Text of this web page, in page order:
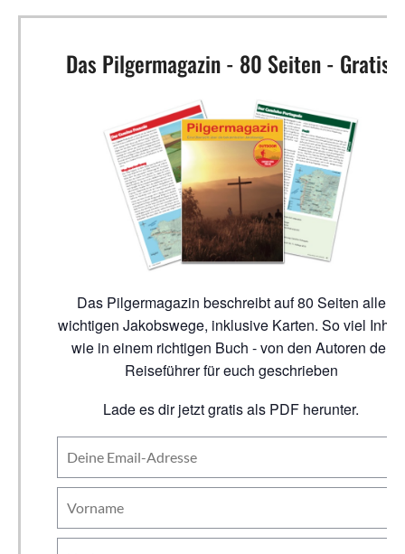
Das Pilgermagazin - 80 Seiten - Gratis!
Das Pilgermagazin beschreibt auf 80 Seiten alle
wichtigen Jakobswege, inklusive Karten. So viel Inhalt
wie in einem richtigen Buch - von den Autoren der
Reiseführer für euch geschrieben
Lade es dir jetzt gratis als PDF herunter.